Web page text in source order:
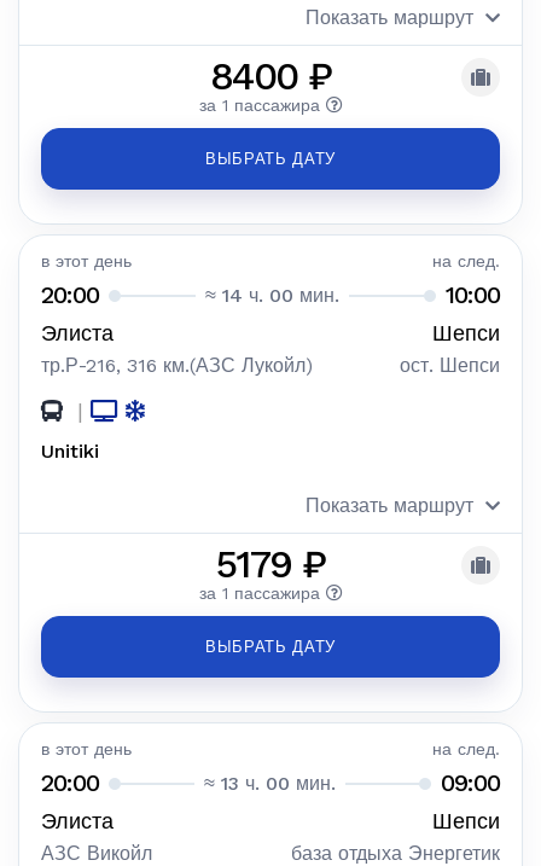
Показать маршрут
8400 ₽
за 1 пассажира
ВЫБРАТЬ ДАТУ
в этот день на след.
20:00 ≈ 14 ч. 00 мин. 10:00
Элиста Шепси
тр.Р-216, 316 км.(АЗС Лукойл) ост. Шепси
|
Unitiki
Показать маршрут
5179 ₽
за 1 пассажира
ВЫБРАТЬ ДАТУ
в этот день на след.
20:00 ≈ 13 ч. 00 мин. 09:00
Элиста Шепси
АЗС Викойл база отдыха Энергетик